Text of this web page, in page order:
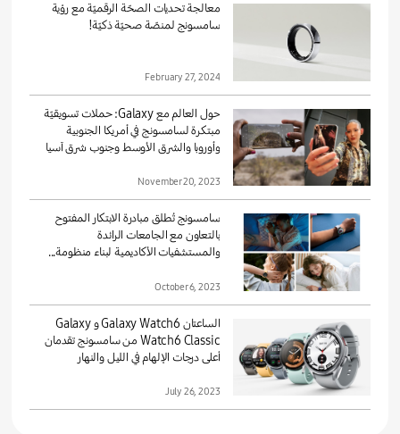
معالجة تحديات الصحّة الرقميّة مع رؤية
سامسونج لمنصّة صحيّة ذكيّة!
February 27, 2024
حول العالم مع Galaxy: حملات تسويقيّة
مبتكرة لسامسونج في أمريكا الجنوبية
وأوروبا والشرق الأوسط وجنوب شرق آسيا
November 20, 2023
سامسونج تُطلق مبادرة الابتكار المفتوح
بالتعاون مع الجامعات الرائدة
والمستشفيات الأكاديمية لبناء منظومة...
October 6, 2023
الساعتان Galaxy Watch6 و Galaxy
Watch6 Classic من سامسونج تقدمان
أعلى درجات الإلهام في الليل والنهار
July 26, 2023